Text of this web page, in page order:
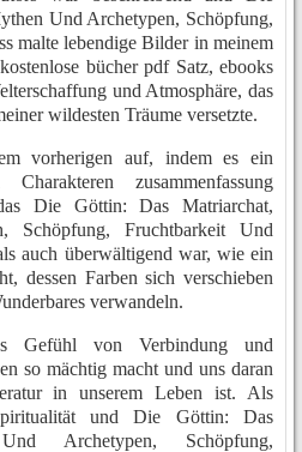
Und Archetypen, Schöpfung,
malte lebendige Bilder in meinem
bücher pdf Satz, ebooks
und Atmosphäre, das
wildesten Träume versetzte.
vorherigen auf, indem es ein
zusammenfassung
Die Göttin: Das Matriarchat,
Schöpfung, Fruchtbarkeit Und
auch überwältigend war, wie ein
dessen Farben sich verschieben
verwandeln.
Gefühl von Verbindung und
so mächtig macht und uns daran
in unserem Leben ist. Als
und Die Göttin: Das
Archetypen, Schöpfung,